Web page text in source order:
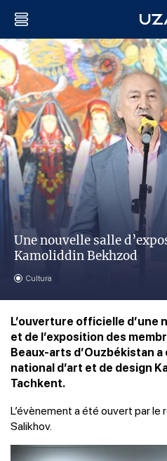
Une nouvelle salle
Kamoliddin Bekhzod
Cultura
L’ouverture officielle d’une
et de l’exposition des
Beaux-arts d’Ouzbékistan a
national d’art et de design
Tachkent.
L’évènement a été ouvert par le
Salikhov.